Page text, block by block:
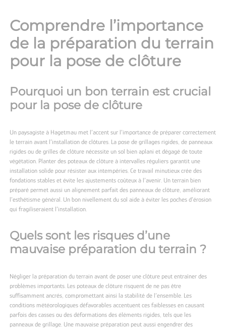
Comprendre l’importance
de la préparation du terrain
pour la pose de clôture
Pourquoi un bon terrain est crucial
pour la pose de clôture
Un paysagiste à Hagetmau met l’accent sur l’importance de préparer correctement
le terrain avant l’installation de clôtures. La pose de grillages rigides, de panneaux
rigides ou de grilles de clôture nécessite un sol bien aplani et dégagé de toute
végétation. Planter des poteaux de clôture à intervalles réguliers garantit une
installation solide pour résister aux intempéries. Ce travail minutieux crée des
fondations stables et évite les ajustements coûteux à l’avenir. Un terrain bien
préparé permet aussi un alignement parfait des panneaux de clôture, améliorant
l’esthétisme général. Un bon nivellement du sol aide à éviter les poches d’érosion
qui fragiliseraient l’installation.
Quels sont les risques d’une
mauvaise préparation du terrain ?
Négliger la préparation du terrain avant de poser une clôture peut entraîner des
problèmes importants. Les poteaux de clôture risquent de ne pas être
suffisamment ancrés, compromettant ainsi la stabilité de l’ensemble. Les
conditions météorologiques défavorables accentuent ces faiblesses en causant
parfois des casses ou des déformations des éléments rigides, tels que les
panneaux de grillage. Une mauvaise préparation peut aussi engendrer des